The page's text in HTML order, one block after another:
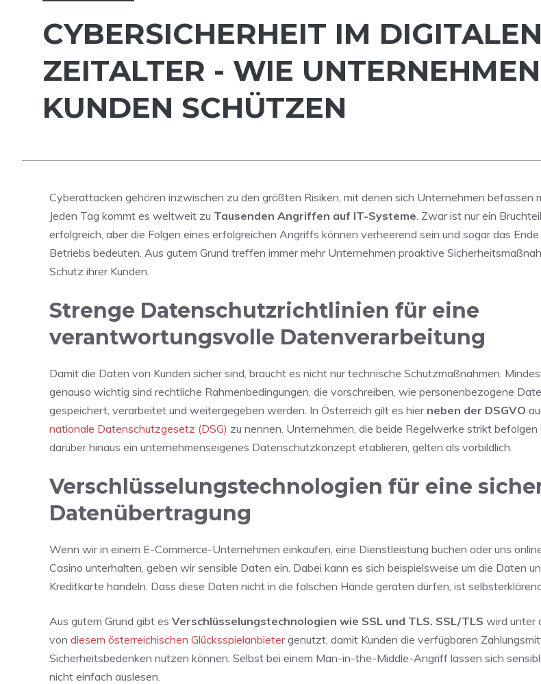
CYBERSICHERHEIT IM DIGITALEN
ZEITALTER - WIE
KUNDEN SCHÜTZEN
Cyberattacken gehören inzwischen zu den größten Risiken, mit denen sich Unternehmen befassen
Jeden Tag kommt es weltweit zu Tausenden Angriffen auf IT-Systeme. Zwar ist nur ein
erfolgreich, aber die Folgen eines erfolgreichen Angriffs können verheerend sein und sogar das Ende
Betriebs bedeuten. Aus gutem Grund treffen immer mehr Unternehmen proaktive
Schutz ihrer Kunden.
Strenge Datenschutzrichtlinien für eine
verantwortungsvolle Datenverarbeitung
Damit die Daten von Kunden sicher sind, braucht es nicht nur technische Schutzmaßnahmen.
genauso wichtig sind rechtliche Rahmenbedingungen, die vorschreiben, wie personenbezogene
gespeichert, verarbeitet und weitergegeben werden. In Österreich gilt es hier neben der DSGVO
nationale Datenschutzgesetz (DSG) zu nennen. Unternehmen, die beide Regelwerke strikt befolgen
darüber hinaus ein unternehmenseigenes Datenschutzkonzept etablieren, gelten als vorbildlich.
Verschlüsselungstechnologien für eine
Datenübertragung
Wenn wir in einem E-Commerce-Unternehmen einkaufen, eine Dienstleistung buchen oder uns
Casino unterhalten, geben wir sensible Daten ein. Dabei kann es sich beispielsweise um die Daten
Kreditkarte handeln. Dass diese Daten nicht in die falschen Hände geraten dürfen, ist
Aus gutem Grund gibt es Verschlüsselungstechnologien wie SSL und TLS. SSL/TLS wird unter
von diesem österreichischen Glücksspielanbietergenutzt, damit Kunden die verfügbaren
Sicherheitsbedenken nutzen können. Selbst bei einem Man-in-the-Middle-Angriff lassen sich
nicht einfach auslesen.